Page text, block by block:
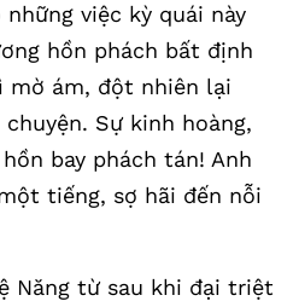
việc kỳ quái này
hồn phách bất định
mờ ám, đột nhiên lại
chuyện. Sự kinh hoàng,
bay phách tán! Anh
tiếng, sợ hãi đến nỗi
Năng từ sau khi đại triệt